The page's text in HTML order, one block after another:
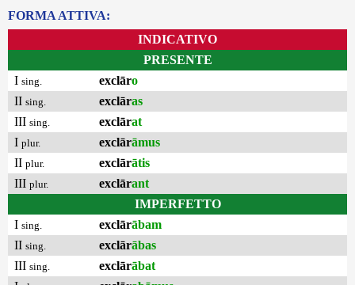
FORMA ATTIVA:
INDICATIVO
PRESENTE
I sing. exclāro
II sing. exclāras
III sing. exclārat
I plur. exclārāmus
II plur. exclārātis
III plur. exclārant
IMPERFETTO
I sing. exclārābam
II sing. exclārābas
III sing. exclārābat